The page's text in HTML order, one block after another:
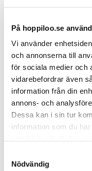
På hoppiloo.se
Vi använder
och annonserna till
för sociala medier och
vidarebefordrar även
information från din
annons- och
Dessa kan i sin tur
information som du
Nödvändig
2022-01-26 17:49
Av Fatma Aaraji
Elegant
Köpte flera styck! Så
flag
Av Agnes Karlefors